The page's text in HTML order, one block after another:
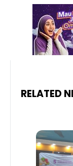
RELATED